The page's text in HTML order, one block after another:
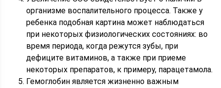
организме воспалительного процесса. Также у
ребенка подобная картина может наблюдаться
при некоторых физиологических состояниях: во
время периода, когда режутся зубы, при
дефиците витаминов, а также при приеме
некоторых препаратов, к примеру, парацетамола.
Гемоглобин является жизненно важным